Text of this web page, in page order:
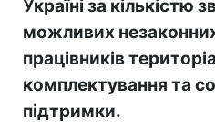
Україні за кількістю
можливих
працівників
комплектування та
підтримки.